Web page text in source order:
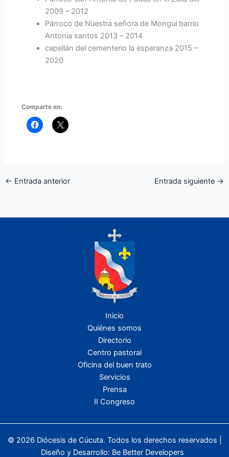
2009 – 2012
Párroco de Nuestra señora de Mongui barrio
Antonia santos 2013 – 2014
capellán del cementerio la esperanza 2015 –
2020
Comparte en:
← Entrada anterior Entrada siguiente →
Inicio
Quiénes somos
Directorio
Centro pastoral
Oficina del buen trato
Servicios
Prensa
II Congreso
© 2026 Diócesis de Cúcuta. Todos los derechos reservados |
Diseño y Desarrollo: Be Better Developers